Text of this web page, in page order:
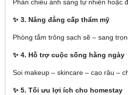
Phản chiếu ánh sáng tự nhiên hoặc
✨ 3. Nâng đẳng cấp thẩm mỹ
Phòng tắm trông sạch sẽ – sang
✨ 4. Hỗ trợ cuộc sống hằng ngày
Soi makeup – skincare – cạo râu –
✨ 5. Tối ưu lợi ích cho homestay